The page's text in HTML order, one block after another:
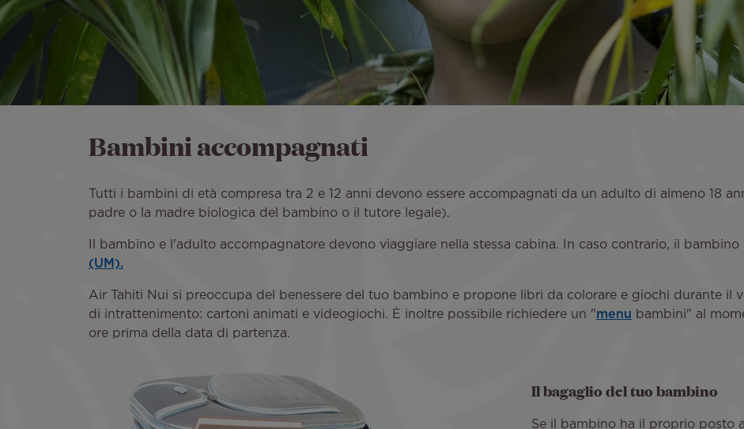
Bambini accompagnati
Tutti i bambini di età compresa tra 2 e 12 anni devono essere accompagnati da un adulto di almeno 18
padre o la madre biologica del bambino o il tutore legale).
Il bambino e l'adulto accompagnatore devono viaggiare nella stessa cabina. In caso contrario, il bambino
(UM).
Air Tahiti Nui si preoccupa del benessere del tuo bambino e propone libri da colorare e giochi durante il
di intrattenimento: cartoni animati e videogiochi. È inoltre possibile richiedere un "menu bambini" al
ore prima della data di partenza.
Il bagaglio del tuo bambino
Se il bambino ha il proprio posto